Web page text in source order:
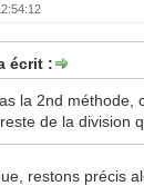
écrit :
la 2nd méthode,
de la division
restons précis